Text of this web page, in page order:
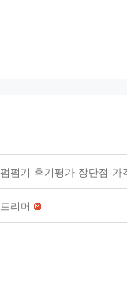
펌펌기 후기평가 장단점 가
드리머